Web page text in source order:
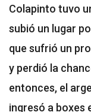
Colapinto tuvo
subió un lugar
que sufrió un
y perdió la
entonces, el
ingresó a boxes